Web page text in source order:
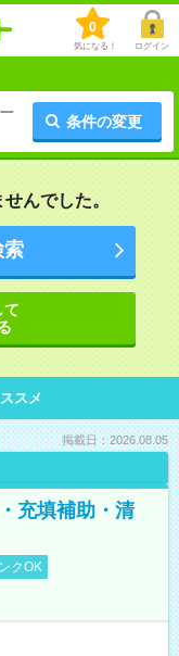
0
気になる！ ログイン
条件の変更
んでした。
索
て
スメ
掲載日：2026.08.05
充填補助・清
クOK